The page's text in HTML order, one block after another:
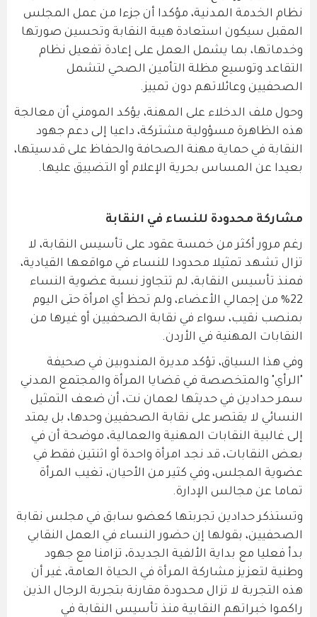
نظام الخدمة المدنية، مؤكدا أن جزءا من عمل المجلس
المقبل سيكون استعادة هيبة النقابة وتحسين صورتها
وخدماتها، بما يشمل العمل على إعادة تفعيل نظام
التقاعد وتوسيع مظلة التأمين الصحي لتشمل
الصحفيين وعائلاتهم دون تمييز.
وحول ملف الدخلاء على المهنة، يؤكد المومني أن معالجة
هذه الظاهرة مسؤولية مشتركة، داعيا إلى دعم جهود
النقابة في حماية مهنة الصحافة والحفاظ على قدسيتها،
بعيدا عن المساس بحرية الإعلام أو التضييق عليها.
مشاركة محدودة للنساء في النقابة
رغم مرور أكثر من خمسة عقود على تأسيس النقابة، لا
تزال تشهد تمثيلا محدودا للنساء في مواقعها القيادية،
فمنذ تأسيس النقابة، لم تتجاوز نسبة عضوية النساء
22% من إجمالي الأعضاء، ولم تحظ أي امرأة حتى اليوم
بمنصب نقيب، سواء في نقابة الصحفيين أو غيرها من
النقابات المهنية في الأردن.
وفي هذا السياق، تؤكد مديرة المندوبين في صحيفة
"الرأي" والمتخصصة في قضايا المرأة والمجتمع المدني
سمر حدادين في حديثها لعمان نت، أن ضعف التمثيل
النسائي لا يقتصر على نقابة الصحفيين وحدها، بل يمتد
إلى غالبية النقابات المهنية والعمالية، موضحة أن في
بعض النقابات، قد نجد امرأة واحدة أو اثنتين فقط في
عضوية المجلس، وفي كثير من الأحيان، تغيب المرأة
تماما عن مجالس الإدارة.
وتستذكر حدادين تجربتها كعضو سابق في مجلس نقابة
الصحفيين، بقولها إن حضور النساء في العمل النقابي
بدأ فعليا مع بداية الألفية الجديدة، تزامنا مع جهود
وطنية لتعزيز مشاركة المرأة في الحياة العامة، غير أن
هذه التجربة لا تزال محدودة مقارنة بتجربة الرجال الذين
راكموا خبراتهم النقابية منذ تأسيس النقابة في